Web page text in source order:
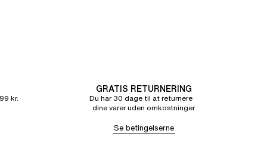
kr.
GRATIS RETURNERING
Du har 30 dage til at returnere
dine varer uden omkostninger
Se betingelserne